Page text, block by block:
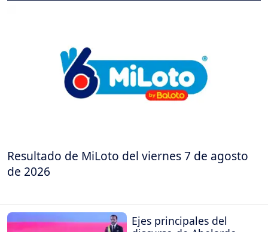
Resultado de MiLoto del viernes 7 de agosto
de 2026
Ejes principales del